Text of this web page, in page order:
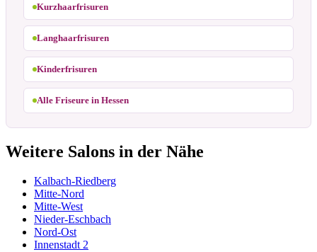
Kurzhaarfrisuren
Langhaarfrisuren
Kinderfrisuren
Alle Friseure in Hessen
Weitere Salons in der Nähe
Kalbach-Riedberg
Mitte-Nord
Mitte-West
Nieder-Eschbach
Nord-Ost
Innenstadt 2